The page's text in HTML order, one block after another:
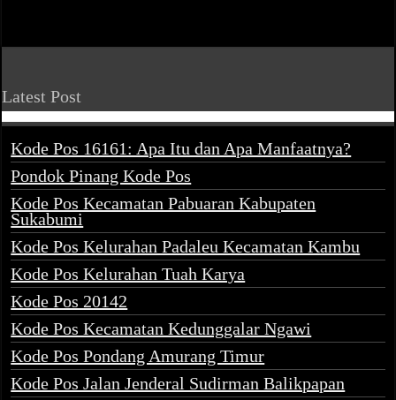
Latest Post
Kode Pos 16161: Apa Itu dan Apa Manfaatnya?
Pondok Pinang Kode Pos
Kode Pos Kecamatan Pabuaran Kabupaten
Sukabumi
Kode Pos Kelurahan Padaleu Kecamatan Kambu
Kode Pos Kelurahan Tuah Karya
Kode Pos 20142
Kode Pos Kecamatan Kedunggalar Ngawi
Kode Pos Pondang Amurang Timur
Kode Pos Jalan Jenderal Sudirman Balikpapan